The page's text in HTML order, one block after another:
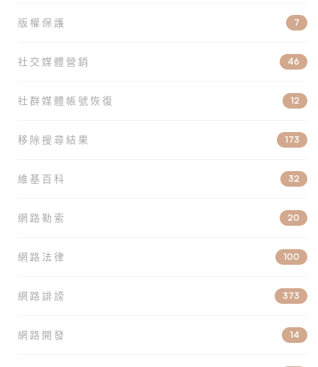
版權保護 7
社交媒體營銷 46
社群媒體帳號恢復 12
移除搜尋結果 173
維基百科 32
網路勒索 20
網路法律 100
網路誹謗 373
網路開發 14